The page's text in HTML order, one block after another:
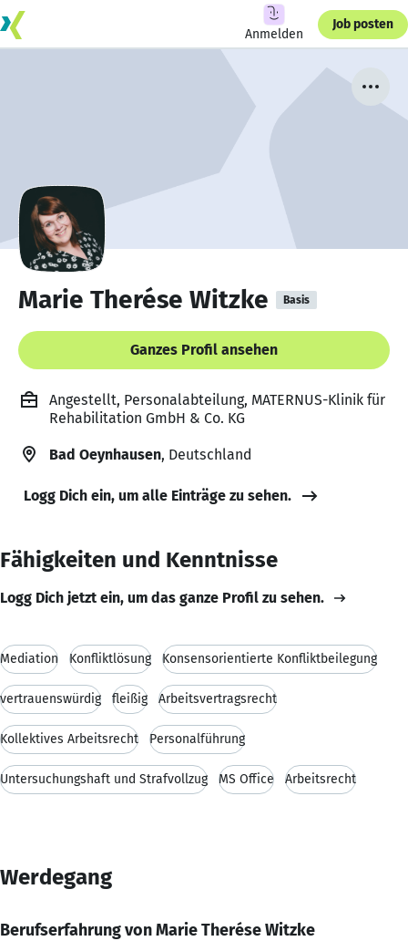
Anmelden
Job posten
Marie Therése Witzke Basis
Ganzes Profil ansehen
Angestellt, Personalabteilung, MATERNUS-Klinik für
Rehabilitation GmbH & Co. KG
Bad Oeynhausen, Deutschland
Logg Dich ein, um alle Einträge zu sehen.
Fähigkeiten und Kenntnisse
Logg Dich jetzt ein, um das ganze Profil zu sehen.
Mediation Konfliktlösung Konsensorientierte Konfliktbeilegung
vertrauenswürdig fleißig Arbeitsvertragsrecht
Kollektives Arbeitsrecht Personalführung
Untersuchungshaft und Strafvollzug MS Office Arbeitsrecht
Werdegang
Berufserfahrung von Marie Therése Witzke